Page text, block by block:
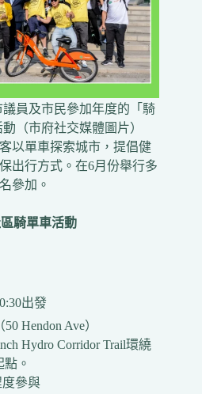
員及市民參加年度的「騎
（市府社交媒體圖片）
以單車探索城市，提倡健
出行方式。在6月份舉行多
參加。
騎單車活動
出發
Hendon Ave）
Hydro Corridor Trail環繞
點。
度參與